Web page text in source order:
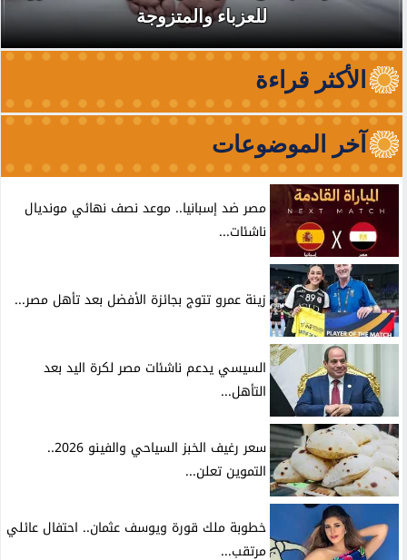
للعزباء والمتزوجة
الأكثر قراءة
آخر الموضوعات
مصر ضد إسبانيا.. موعد نصف نهائي مونديال
ناشئات...
زينة عمرو تتوج بجائزة الأفضل بعد تأهل مصر...
السيسي يدعم ناشئات مصر لكرة اليد بعد
التأهل...
سعر رغيف الخبز السياحي والفينو 2026..
التموين تعلن...
خطوبة ملك قورة ويوسف عثمان.. احتفال عائلي
مرتقب...